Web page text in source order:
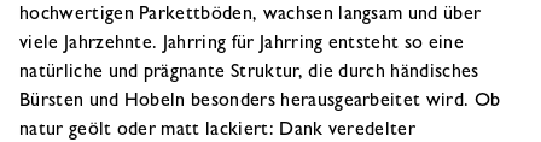
hochwertigen Parkettböden, wachsen langsam und über
viele Jahrzehnte. Jahrring für Jahrring entsteht so eine
natürliche und prägnante Struktur, die durch händisches
Bürsten und Hobeln besonders herausgear­beitet wird. Ob
natur geölt oder matt lackiert: Dank veredelter